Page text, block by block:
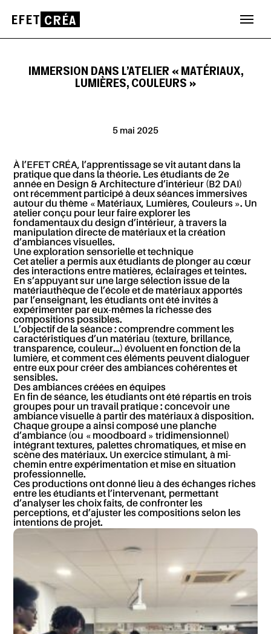
IMMERSION DANS L’ATELIER « MATÉRIAUX,
LUMIÈRES, COULEURS »
5 mai 2025
À l’EFET CRÉA, l’apprentissage se vit autant dans la
pratique que dans la théorie. Les étudiants de 2e
année en Design & Architecture d’intérieur (B2 DAI)
ont récemment participé à deux séances immersives
autour du thème « Matériaux, Lumières, Couleurs ». Un
atelier conçu pour leur faire explorer les
fondamentaux du design d’intérieur, à travers la
manipulation directe de matériaux et la création
d’ambiances visuelles.
Une exploration sensorielle et technique
Cet atelier a permis aux étudiants de plonger au cœur
des interactions entre matières, éclairages et teintes.
En s’appuyant sur une large sélection issue de la
matériauthèque de l’école et de matériaux apportés
par l’enseignant, les étudiants ont été invités à
expérimenter par eux-mêmes la richesse des
compositions possibles.
L’objectif de la séance : comprendre comment les
caractéristiques d’un matériau (texture, brillance,
transparence, couleur…) évoluent en fonction de la
lumière, et comment ces éléments peuvent dialoguer
entre eux pour créer des ambiances cohérentes et
sensibles.
Des ambiances créées en équipes
En fin de séance, les étudiants ont été répartis en trois
groupes pour un travail pratique : concevoir une
ambiance visuelle à partir des matériaux à disposition.
Chaque groupe a ainsi composé une planche
d’ambiance (ou « moodboard » tridimensionnel)
intégrant textures, palettes chromatiques, et mise en
scène des matériaux. Un exercice stimulant, à mi-
chemin entre expérimentation et mise en situation
professionnelle.
Ces productions ont donné lieu à des échanges riches
entre les étudiants et l’intervenant, permettant
d’analyser les choix faits, de confronter les
perceptions, et d’ajuster les compositions selon les
intentions de projet.
EFET CRÉA